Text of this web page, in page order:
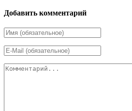
Добавить комментарий